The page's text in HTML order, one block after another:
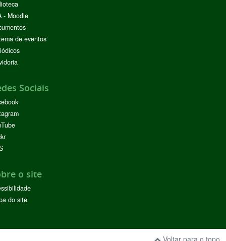
- Moodle
de eventos
Sociais
o site
do site
Voltar para o topo